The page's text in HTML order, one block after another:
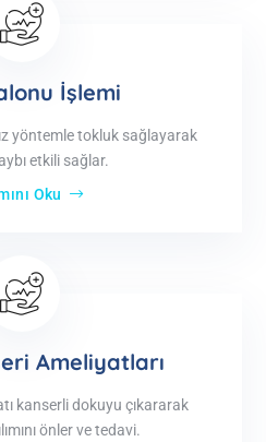
İşlemi
yöntemle tokluk sağlayarak
etkili sağlar.
Oku
Ameliyatları
kanserli dokuyu çıkararak
önler ve tedavi.